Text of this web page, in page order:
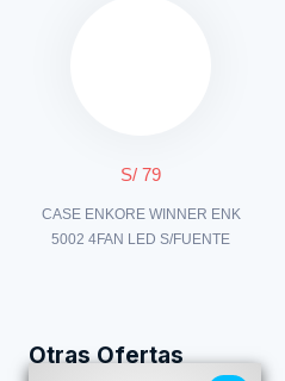
S/ 79
CASE ENKORE WINNER ENK
5002 4FAN LED S/FUENTE
Otras Ofertas